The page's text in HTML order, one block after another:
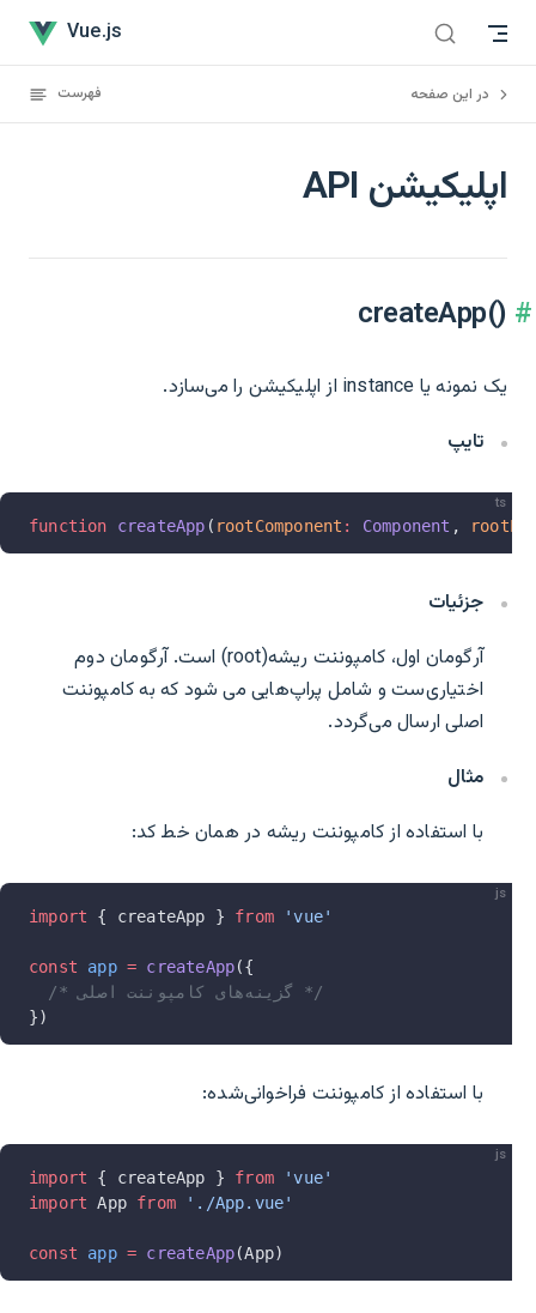
Skip to content
Vue.js
فهرست
اپلیکیشن API
createApp()‎
یک نمونه یا instance از اپلیکیشن را می‌سازد.
تایپ
ts
function createApp ( rootComponent : Component ,
جزئیات
آرگومان اول، کامپوننت ریشه(root) است. آرگومان دوم
اختیاری‌ست و شامل پراپ‌هایی می شود که به کامپوننت
اصلی ارسال می‌گردد.
مثال
با استفاده از کامپوننت ریشه در همان خط کد:
js
import { createApp } from 'vue'
const app = createApp({
  /* گزینه‌های کامپوننت اصلی */
})
با استفاده از کامپوننت فراخوانی‌شده:
js
import { createApp } from 'vue'
import App from './App.vue'
const app = createApp(App)